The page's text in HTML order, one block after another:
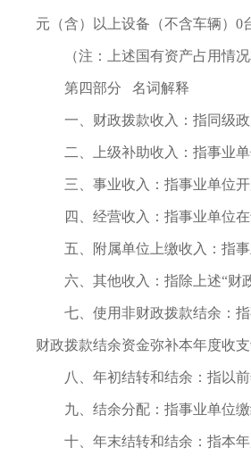
元（含）以上设备（不含车辆）
（注：上述国有资产占用情
第四部分 名词解释
一、财政拨款收入：指同级
二、上级补助收入：指事业
三、事业收入：指事业单位
四、经营收入：指事业单位
五、附属单位上缴收入：指
六、其他收入：指除上述“财
七、使用非财政拨款结余：
财政拨款结余资金弥补本年度收支
八、年初结转和结余：指以
九、结余分配：指事业单位
十、年末结转和结余：指本